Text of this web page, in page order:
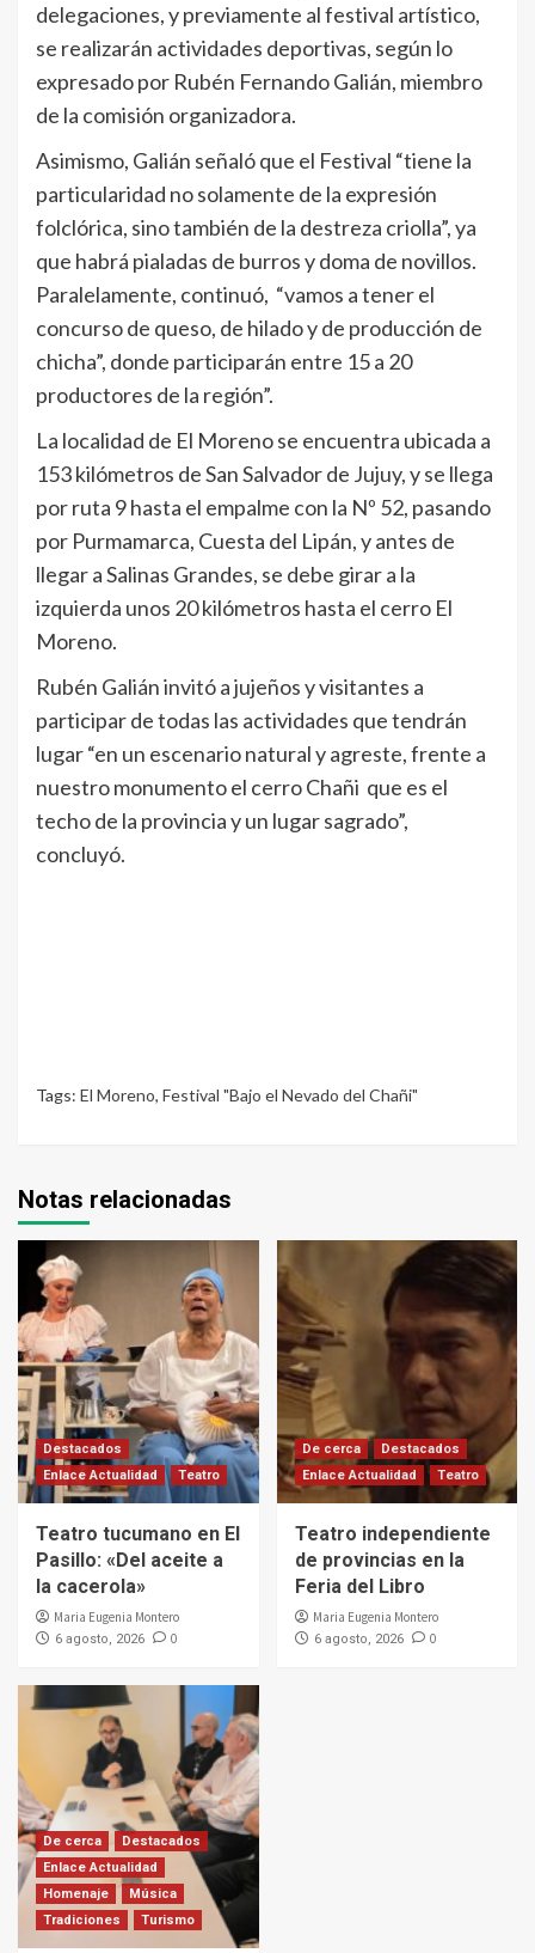
delegaciones, y previamente al festival artístico,
se realizarán actividades deportivas, según lo
expresado por Rubén Fernando Galián, miembro
de la comisión organizadora.
Asimismo, Galián señaló que el Festival “tiene la
particularidad no solamente de la expresión
folclórica, sino también de la destreza criolla”, ya
que habrá pialadas de burros y doma de novillos.
Paralelamente, continuó, “vamos a tener el
concurso de queso, de hilado y de producción de
chicha”, donde participarán entre 15 a 20
productores de la región”.
La localidad de El Moreno se encuentra ubicada a
153 kilómetros de San Salvador de Jujuy, y se llega
por ruta 9 hasta el empalme con la Nº 52, pasando
por Purmamarca, Cuesta del Lipán, y antes de
llegar a Salinas Grandes, se debe girar a la
izquierda unos 20 kilómetros hasta el cerro El
Moreno.
Rubén Galián invitó a jujeños y visitantes a
participar de todas las actividades que tendrán
lugar “en un escenario natural y agreste, frente a
nuestro monumento el cerro Chañi que es el
techo de la provincia y un lugar sagrado”,
concluyó.
Tags: El Moreno, Festival "Bajo el Nevado del Chañi"
Notas relacionadas
Destacados
Enlace Actualidad
Teatro
Teatro tucumano en El
Pasillo: «Del aceite a
la cacerola»
Maria Eugenia Montero
6 agosto, 2026 0
De cerca
Destacados
Enlace Actualidad
Teatro
Teatro independiente
de provincias en la
Feria del Libro
Maria Eugenia Montero
6 agosto, 2026 0
De cerca
Destacados
Enlace Actualidad
Homenaje
Música
Tradiciones
Turismo